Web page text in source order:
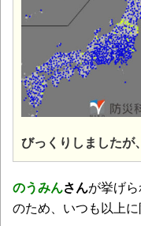
びっくりしましたが
のうみんさんが挙げ
のため、いつも以上